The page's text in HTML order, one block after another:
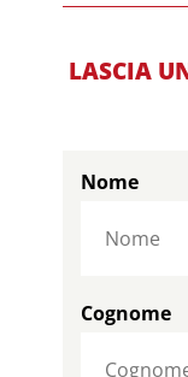
LASCIA
Nome
Cognome